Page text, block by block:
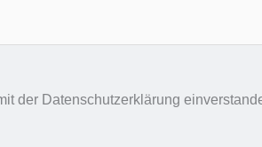
der Datenschutzerklärung